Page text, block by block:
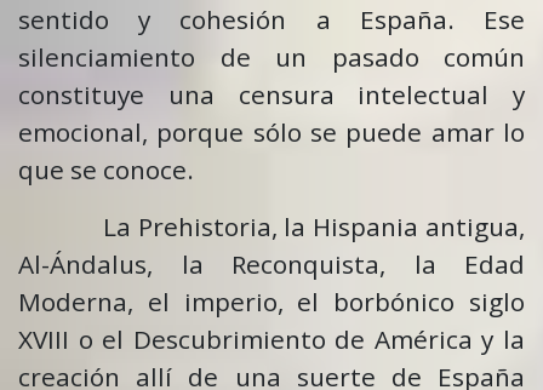
sentido y cohesión a España. Ese
silenciamiento de un pasado común
constituye una censura intelectual y
emocional, porque sólo se puede amar lo
que se conoce.
La Prehistoria, la Hispania antigua,
Al-Ándalus, la Reconquista, la Edad
Moderna, el imperio, el borbónico siglo
XVIII o el Descubrimiento de América y la
creación allí de una suerte de España